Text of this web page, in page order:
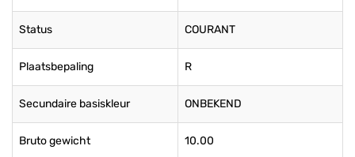
Status COURANT
Plaatsbepaling R
Secundaire basiskleur ONBEKEND
Bruto gewicht 10.00